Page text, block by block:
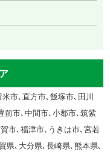
市､直方市､飯塚市､田川
前市､中間市､小郡市､筑紫
市､福津市､うきは市､宮若
県､大分県､長崎県､熊本県､